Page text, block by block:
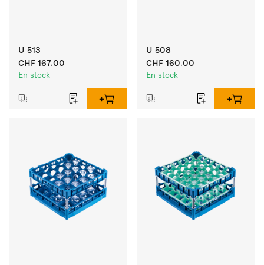
U 513
CHF 167.00
En stock
U 508
CHF 160.00
En stock